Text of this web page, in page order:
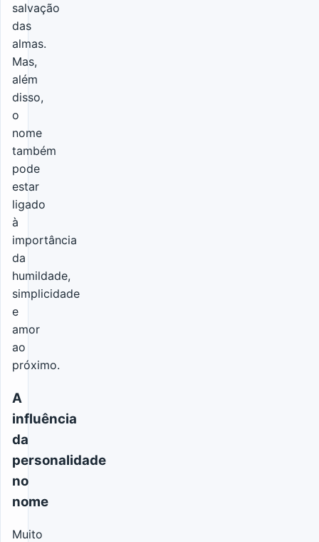
salvação
das
almas.
Mas,
além
disso,
o
nome
também
pode
estar
ligado
à
importância
da
humildade,
simplicidade
e
amor
ao
próximo.
A
influência
da
personalidade
no
nome
Muito